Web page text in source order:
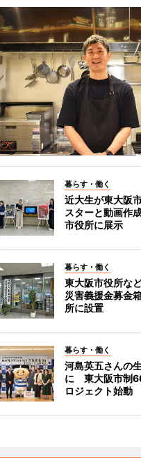
暮らす・働く
近大生が東大阪
スターと動画作
市役所に展示
暮らす・働く
東大阪市役所な
災害義援金募金
所に設置
暮らす・働く
河島英五さんの
に 東大阪市制
ロジェクト始動